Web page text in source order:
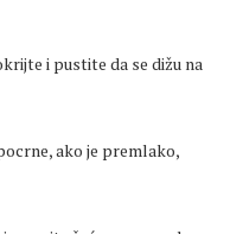
i pustite da se dižu na
ako je premlako,